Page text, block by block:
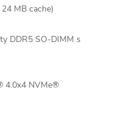
MB cache)
DDR5 SO-DIMM s
4.0x4 NVMe®